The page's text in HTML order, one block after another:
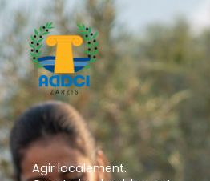
Aller
au
contenu
Agir localement.